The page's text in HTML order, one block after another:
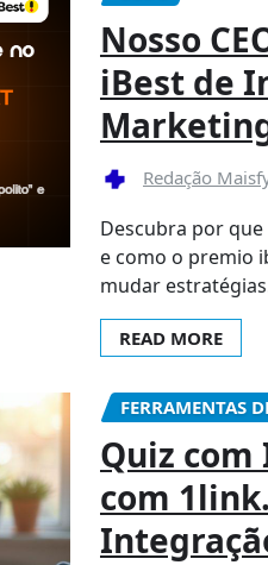
Nosso
iBest de
Redação
Descubra por que
e como o premio
mudar
READ MORE
FERRAMENTAS
Quiz com
com